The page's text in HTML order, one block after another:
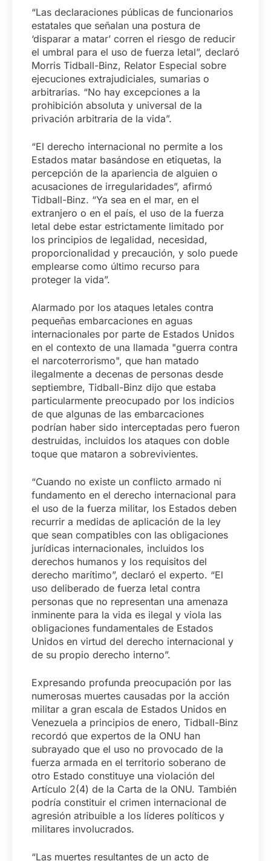
“Las declaraciones públicas de funcionarios
estatales que señalan una postura de
‘disparar a matar’ corren el riesgo de reducir
el umbral para el uso de fuerza letal”, declaró
Morris Tidball-Binz, Relator Especial sobre
ejecuciones extrajudiciales, sumarias o
arbitrarias. “No hay excepciones a la
prohibición absoluta y universal de la
privación arbitraria de la vida”.
“El derecho internacional no permite a los
Estados matar basándose en etiquetas, la
percepción de la apariencia de alguien o
acusaciones de irregularidades”, afirmó
Tidball-Binz. “Ya sea en el mar, en el
extranjero o en el país, el uso de la fuerza
letal debe estar estrictamente limitado por
los principios de legalidad, necesidad,
proporcionalidad y precaución, y solo puede
emplearse como último recurso para
proteger la vida”.
Alarmado por los ataques letales contra
pequeñas embarcaciones en aguas
internacionales por parte de Estados Unidos
en el contexto de una llamada "guerra contra
el narcoterrorismo", que han matado
ilegalmente a decenas de personas desde
septiembre, Tidball-Binz dijo que estaba
particularmente preocupado por los indicios
de que algunas de las embarcaciones
podrían haber sido interceptadas pero fueron
destruidas, incluidos los ataques con doble
toque que mataron a sobrevivientes.
“Cuando no existe un conflicto armado ni
fundamento en el derecho internacional para
el uso de la fuerza militar, los Estados deben
recurrir a medidas de aplicación de la ley
que sean compatibles con las obligaciones
jurídicas internacionales, incluidos los
derechos humanos y los requisitos del
derecho marítimo”, declaró el experto. “El
uso deliberado de fuerza letal contra
personas que no representan una amenaza
inminente para la vida es ilegal y viola las
obligaciones fundamentales de Estados
Unidos en virtud del derecho internacional y
de su propio derecho interno”.
Expresando profunda preocupación por las
numerosas muertes causadas por la acción
militar a gran escala de Estados Unidos en
Venezuela a principios de enero, Tidball-Binz
recordó que expertos de la ONU han
subrayado que el uso no provocado de la
fuerza armada en el territorio soberano de
otro Estado constituye una violación del
Artículo 2(4) de la Carta de la ONU. También
podría constituir el crimen internacional de
agresión atribuible a los líderes políticos y
militares involucrados.
“Las muertes resultantes de un acto de